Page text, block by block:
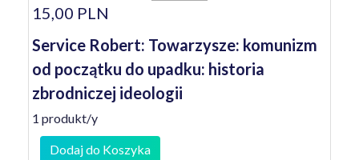
15,00 PLN
Service Robert: Towarzysze: komunizm
od początku do upadku: historia
zbrodniczej ideologii
1 produkt/y
Dodaj do Koszyka